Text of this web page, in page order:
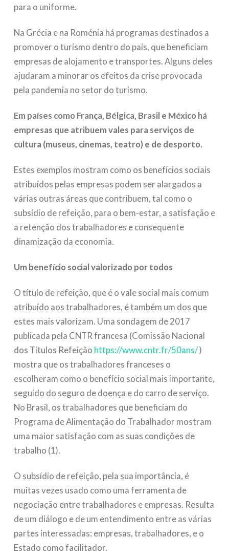
para o uniforme.
Na Grécia e na Roménia há programas destinados a
promover o turismo dentro do país, que beneficiam
empresas de alojamento e transportes. Alguns deles
ajudaram a minorar os efeitos da crise provocada
pela pandemia no setor do turismo.
Em países como França, Bélgica, Brasil e México há
empresas que atribuem vales para serviços de
cultura (museus, cinemas, teatro) e de desporto.
Estes exemplos mostram como os benefícios sociais
atribuídos pelas empresas podem ser alargados a
várias outras áreas que contribuem, tal como o
subsídio de refeição, para o bem-estar, a satisfação e
a retenção dos trabalhadores e consequente
dinamização da economia.
Um benefício social valorizado por todos
O título de refeição, que é o vale social mais comum
atribuído aos trabalhadores, é também um dos que
estes mais valorizam. Uma sondagem de 2017
publicada pela CNTR francesa (Comissão Nacional
dos Títulos Refeição https://www.cntr.fr/50ans/)
mostra que os trabalhadores franceses o
escolheram como o benefício social mais importante,
seguido do seguro de doença e do carro de serviço.
No Brasil, os trabalhadores que beneficiam do
Programa de Alimentação do Trabalhador mostram
uma maior satisfação com as suas condições de
trabalho (1).
O subsídio de refeição, pela sua importância, é
muitas vezes usado como uma ferramenta de
negociação entre trabalhadores e empresas. Resulta
de um diálogo e de um entendimento entre as várias
partes interessadas: empresas, trabalhadores, e o
Estado como facilitador.